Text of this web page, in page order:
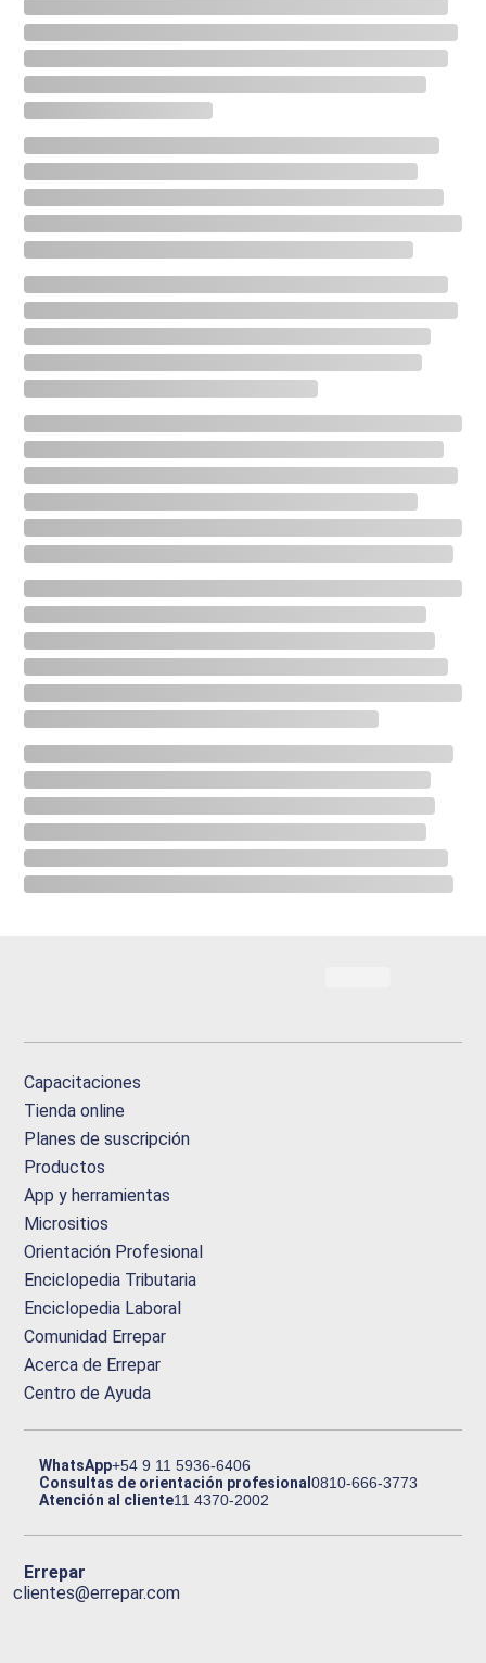
Capacitaciones
Tienda online
Planes de suscripción
Productos
App y herramientas
Micrositios
Orientación Profesional
Enciclopedia Tributaria
Enciclopedia Laboral
Comunidad Errepar
Acerca de Errepar
Centro de Ayuda
WhatsApp+54 9 11 5936-6406
Consultas de orientación profesional0810-666-3773
Atención al cliente11 4370-2002
Errepar
clientes@errepar.com